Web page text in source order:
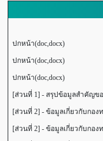
ปกหน้า(doc,docx)
ปกหน้า(doc,docx)
ปกหน้า(doc,docx)
[ส่วนที่ 1] - สรุปข้อมูลสำคัญขอ
[ส่วนที่ 2] - ข้อมูลเกี่ยวกับกองท
[ส่วนที่ 2] - ข้อมูลเกี่ยวกับกองท